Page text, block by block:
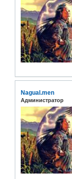
Nagual.men
Администратор